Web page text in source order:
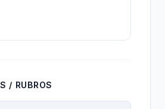
/ RUBROS